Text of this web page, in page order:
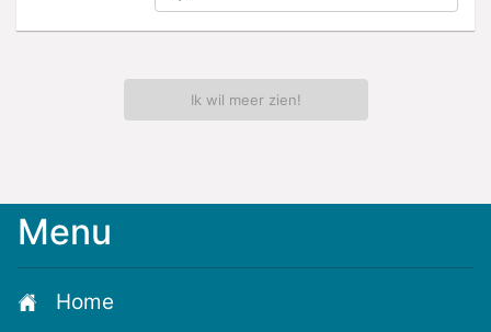
Ik wil meer zien!
Menu
Home